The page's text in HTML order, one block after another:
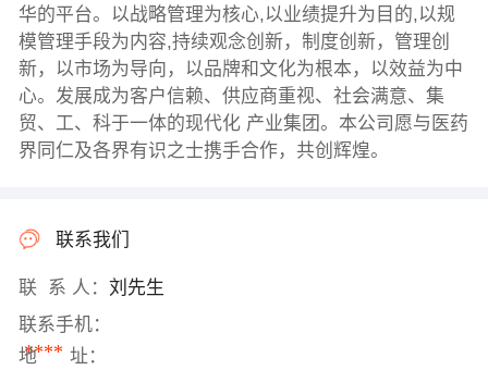
华的平台。以战略管理为核心,以业绩提升为目的,以规
模管理手段为内容,持续观念创新，制度创新，管理创
新，以市场为导向，以品牌和文化为根本，以效益为中
心。发展成为客户信赖、供应商重视、社会满意、集
贸、工、科于一体的现代化 产业集团。本公司愿与医药
界同仁及各界有识之士携手合作，共创辉煌。
联系我们
联 系 人： 刘先生
联系手机：
****
地 址：